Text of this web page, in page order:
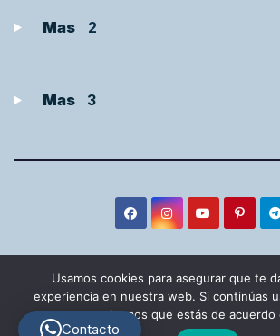
Mas 2
Mas 3
Funciona gracias a WordPress |Tema:
Contacto
Usamos cookies para asegurar que te
experiencia en nuestra web. Si continúas
asumiremos que estás de acuerdo